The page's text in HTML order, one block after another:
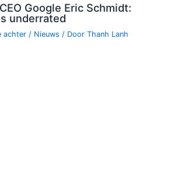
Google Eric Schmidt:
underrated
achter / Nieuws / DoorThanh Lanh